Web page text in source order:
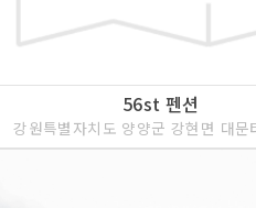
56st 펜션
강원특별자치도 양양군 강현면 대문